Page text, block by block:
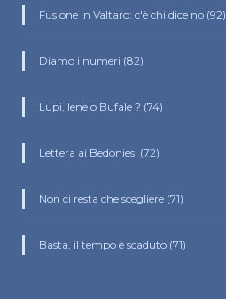
Fusione in Valtaro: c'è chi dice no (92)
Diamo i numeri (82)
Lupi, Iene o Bufale ? (74)
Lettera ai Bedoniesi (72)
Non ci resta che scegliere (71)
Basta, il tempo è scaduto (71)